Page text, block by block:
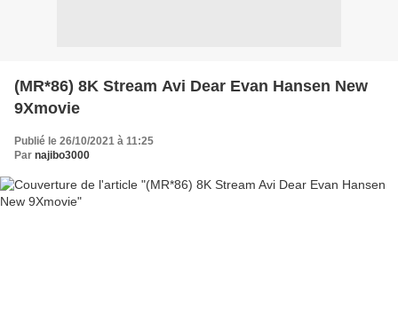
(MR*86) 8K Stream Avi Dear Evan Hansen New
9Xmovie
Publié le 26/10/2021 à 11:25
Par najibo3000